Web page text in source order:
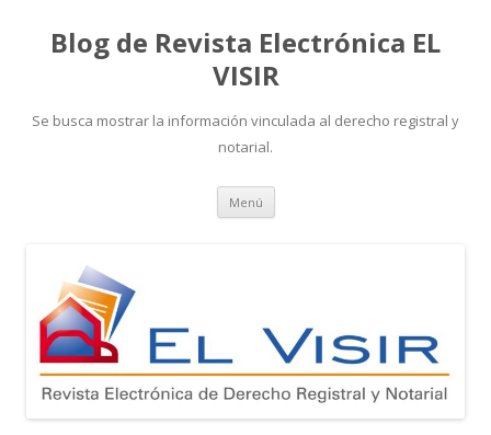
Blog de Revista Electrónica EL
VISIR
Se busca mostrar la información vinculada al derecho registral y
notarial.
Menú Ir
contenido